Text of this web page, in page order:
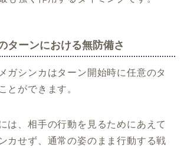
ターンにおける無防備さ
ガシンカはターン開始時に任意のタ
とができます。
は、相手の行動を見るためにあえて
カせず、通常の姿のまま行動する戦